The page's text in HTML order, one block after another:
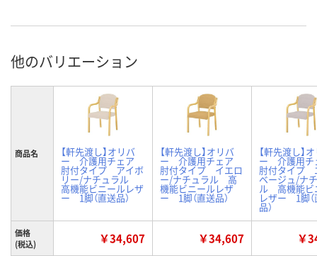
他のバリエーション
商品名 【軒先渡し】オリバ
ー 介護用チェア
肘付タイプ アイボ
リー/ナチュラル
高機能ビニールレザ
ー 1脚（直送品）
【軒先渡し】オリバ
ー 介護用チェア
肘付タイプ イエロ
ー/ナチュラル 高
機能ビニールレザ
ー 1脚（直送品）
【軒先渡し】
ー 介護用
肘付タイプ
ベージュ/ナ
ル 高機能ビ
レザー 1脚（
品）
価格
(税込)
￥34,607 ￥34,607 ￥